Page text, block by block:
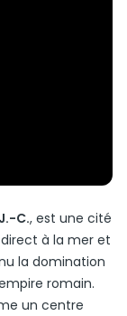
C., est une cité
à la mer et
la domination
romain.
un centre